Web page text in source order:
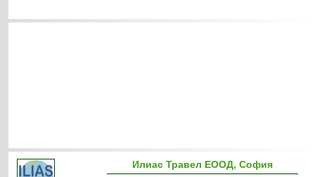
Илиас Травел ЕООД, София